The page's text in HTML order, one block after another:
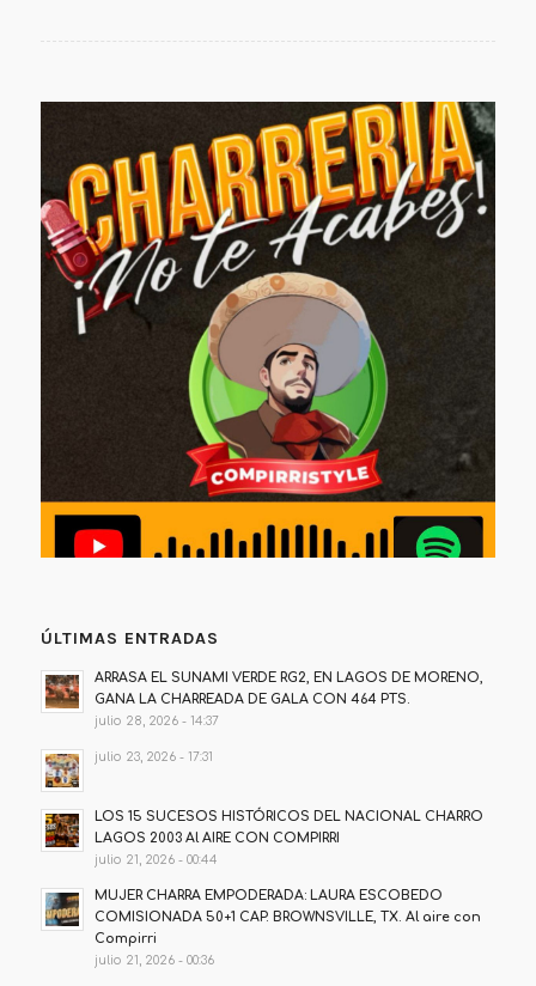
ÚLTIMAS ENTRADAS
ARRASA EL SUNAMI VERDE RG2, EN LAGOS DE MORENO,
GANA LA CHARREADA DE GALA CON 464 PTS.
julio 28, 2026 - 14:37
julio 23, 2026 - 17:31
LOS 15 SUCESOS HISTÓRICOS DEL NACIONAL CHARRO
LAGOS 2003 Al AIRE CON COMPIRRI
julio 21, 2026 - 00:44
MUJER CHARRA EMPODERADA: LAURA ESCOBEDO
COMISIONADA 50+1 CAP. BROWNSVILLE, TX. Al aire con
Compirri
julio 21, 2026 - 00:36